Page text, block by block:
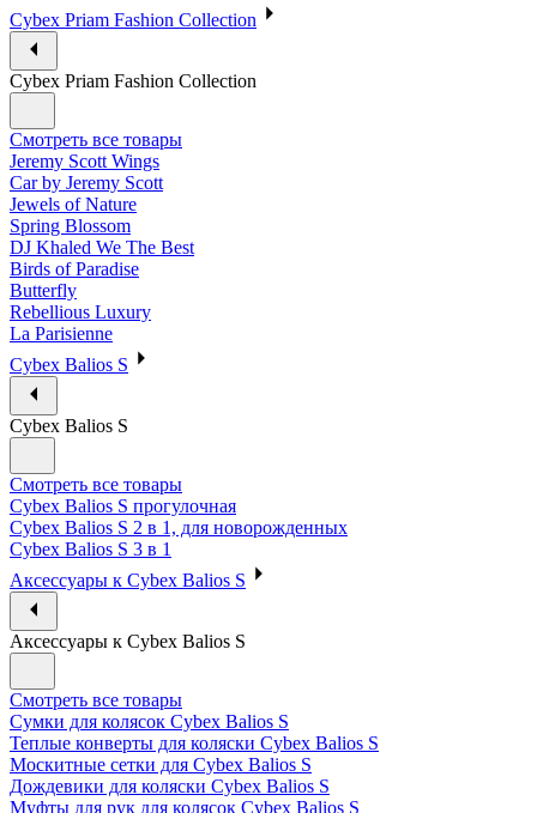
Cybex Priam Fashion Collection
Cybex Priam Fashion Collection
Смотреть все товары
Jeremy Scott Wings
Car by Jeremy Scott
Jewels of Nature
Spring Blossom
DJ Khaled We The Best
Birds of Paradise
Butterfly
Rebellious Luxury
La Parisienne
Cybex Balios S
Cybex Balios S
Смотреть все товары
Cybex Balios S прогулочная
Cybex Balios S 2 в 1, для новорожденных
Cybex Balios S 3 в 1
Аксессуары к Cybex Balios S
Аксессуары к Cybex Balios S
Смотреть все товары
Сумки для колясок Cybex Balios S
Теплые конверты для коляски Cybex Balios S
Москитные сетки для Cybex Balios S
Дождевики для коляски Cybex Balios S
Муфты для рук для колясок Cybex Balios S